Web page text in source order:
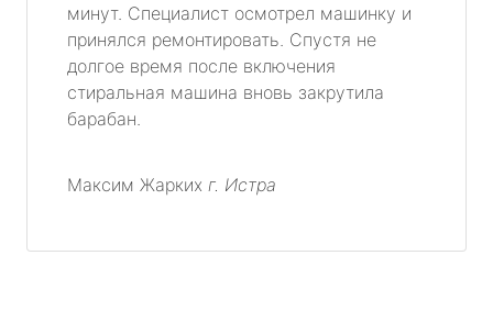
минут. Специалист осмотрел машинку и
принялся ремонтировать. Спустя не
долгое время после включения
стиральная машина вновь закрутила
барабан.
Максим Жарких г. Истра